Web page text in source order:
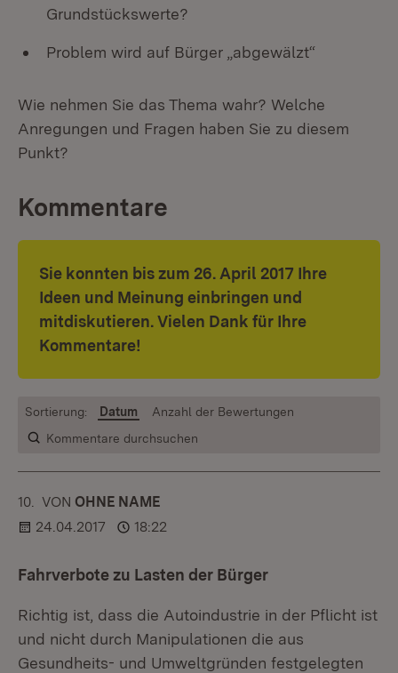
Grundstückswerte?
Problem wird auf Bürger „abgewälzt“
Wie nehmen Sie das Thema wahr? Welche
Anregungen und Fragen haben Sie zu diesem
Punkt?
Kommentare
Sie konnten bis zum 26. April 2017 Ihre
Ideen und Meinung einbringen und
mitdiskutieren. Vielen Dank für Ihre
Kommentare!
Kommentare durchsuchen
Sortierung: Datum Anzahl der Bewertungen
10. KOMMENTAR
VON :OHNE NAME
24.04.2017
18:22
Fahrverbote zu Lasten der Bürger
Richtig ist, dass die Autoindustrie in der Pflicht ist
und nicht durch Manipulationen die aus
Gesundheits- und Umweltgründen festgelegten